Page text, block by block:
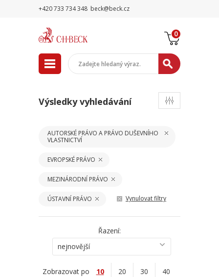
+420 733 734 348 beck@beck.cz
0
Výsledky vyhledávání
AUTORSKÉ PRÁVO A PRÁVO DUŠEVNÍHO
VLASTNICTVÍ
EVROPSKÉ PRÁVO
MEZINÁRODNÍ PRÁVO
ÚSTAVNÍ PRÁVO Vynulovat filtry
Řazení:
nejnovější
Zobrazovat po 10 20 30 40